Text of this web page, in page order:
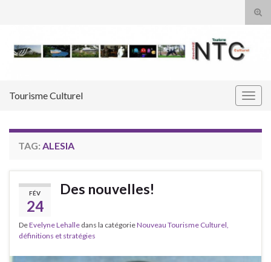
Tourisme Culturel
TAG: ALESIA
FÉV
24
Des nouvelles!
DeEvelyne Lehalle dans la catégorieNouveau Tourisme Culturel,
définitions et stratégies